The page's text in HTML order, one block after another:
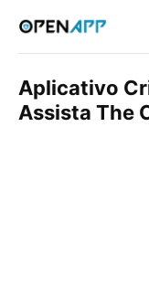
Aplicativo
Assista The